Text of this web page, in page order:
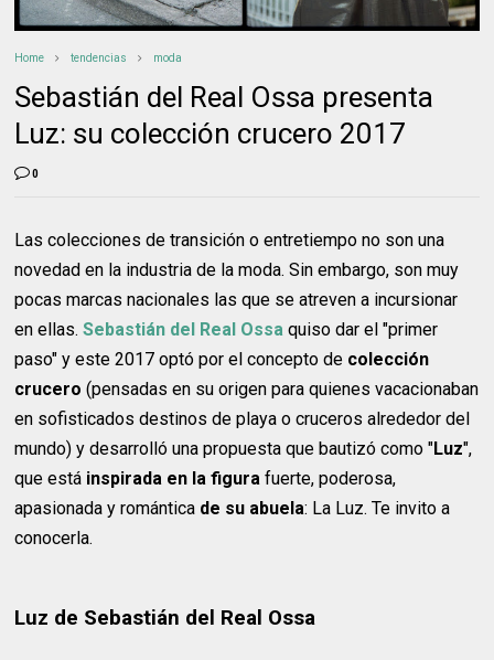
Home tendencias moda
Sebastián del Real Ossa presenta
Luz: su colección crucero 2017
0
Las colecciones de transición o entretiempo no son una
novedad en la industria de la moda. Sin embargo, son muy
pocas marcas nacionales las que se atreven a incursionar
en ellas.Sebastián del Real Ossa quiso dar el "primer
paso" y este 2017 optó por el concepto de colección
crucero(pensadas en su origen para quienes vacacionaban
en sofisticados destinos de playa o cruceros alrededor del
mundo) y desarrolló una propuesta que bautizó como "Luz",
que está inspirada en la figura fuerte, poderosa,
apasionada y romántica de su abuela: La Luz. Te invito a
conocerla.
Luz de Sebastián del Real Ossa